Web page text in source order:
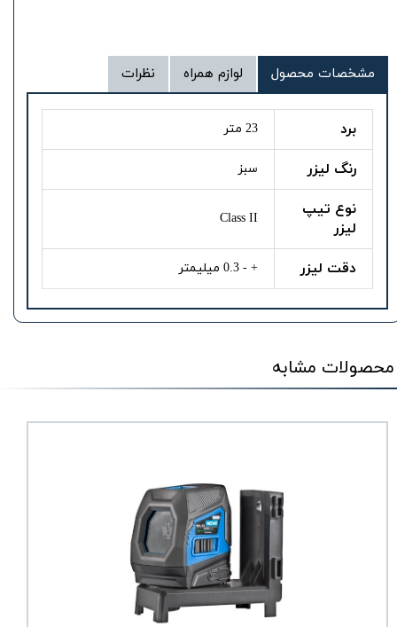
مشخصات محصول لوازم همراه نظرات
برد 23 متر
رنگ لیزر سبز
نوع تیپ
لیزر
Class II
دقت لیزر + - 0.3 میلیمتر
محصولات مشابه